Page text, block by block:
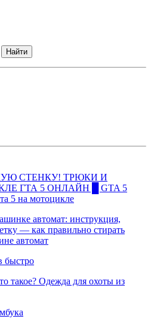
Найти
СТЕНКУ! ТРЮКИ И
ГТА 5 ОНЛАЙН █ GTA 5
5 на мотоцикле
автомат: инструкция,
— как правильно стирать
автомат
быстро
такое? Одежда для охоты из